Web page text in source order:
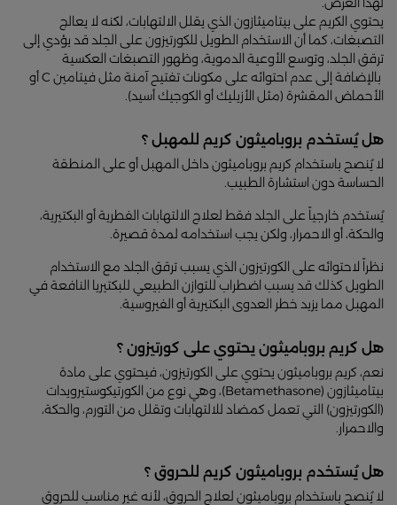
يحتوي الكريم على بيتاميثازون الذي يقلل الالتهابات، لكنه لا يعالج
التصبغات، كما أن الاستخدام الطويل للكورتيزون على الجلد قد يؤدي إلى
ترقق الجلد، وتوسع الأوعية الدموية، وظهور التصبغات العكسية
بالإضافة إلى عدم احتوائه على مكونات تفتيح آمنة مثل فيتامين C أو
الأحماض المقشرة (مثل الأزيليك أو الكوجيك أسيد).
هل يُستخدم بروباميثون كريم للمهبل ؟
لا يُنصح باستخدام كريم بروباميثون داخل المهبل أو على المنطقة
الحساسة دون استشارة الطبيب.
يُستخدم خارجياً على الجلد فقط لعلاج الالتهابات الفطرية أو البكتيرية،
والحكة، أو الاحمرار، ولكن يجب استخدامه لمدة قصيرة.
نظراً لاحتوائه على الكورتيزون الذي يسبب ترقق الجلد مع الاستخدام
الطويل كذلك قد يسبب اضطراب للتوازن الطبيعي للبكتيريا النافعة في
المهبل مما يزيد خطر العدوى البكتيرية أو الفيروسية.
هل كريم بروباميثون يحتوي على كورتيزون ؟
نعم، كريم بروباميثون يحتوي على الكورتيزون، فيحتوي على مادة
بيتاميثازون (Betamethasone)، وهي نوع من الكورتيكوستيرويدات
(الكورتيزون) التي تعمل كمضاد للالتهابات وتقلل من التورم، والحكة،
والاحمرار.
هل يُستخدم بروباميثون كريم للحروق ؟
لا يُنصح باستخدام بروباميثون لعلاج الحروق، لأنه غير مناسب للحروق